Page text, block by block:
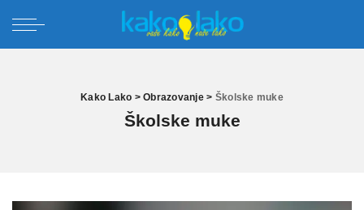
Kako Lako >Obrazovanje > Školske muke
Školske muke